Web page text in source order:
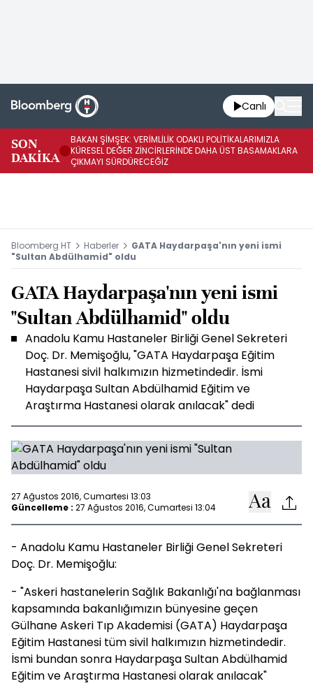
Canlı
SON
DAKİKA
BAKAN ŞİMŞEK: VERİMLİLİK ODAKLI POLİTİKALARIMIZLA
KÜRESEL DEĞER ZİNCİRLERİNDE DAHA ÜST BASAMAKLARA
ÇIKMAYI SÜRDÜRECEĞİZ
Bloomberg HT Haberler
GATA Haydarpaşa'nın yeni ismi
"Sultan Abdülhamid" oldu
GATA Haydarpaşa'nın yeni ismi
"Sultan Abdülhamid" oldu
Anadolu Kamu Hastaneler Birliği Genel Sekreteri
Doç. Dr. Memişoğlu, "GATA Haydarpaşa Eğitim
Hastanesi sivil halkımızın hizmetindedir. İsmi
Haydarpaşa Sultan Abdülhamid Eğitim ve
Araştırma Hastanesi olarak anılacak" dedi
27 Ağustos 2016, Cumartesi 13:03
Güncelleme : 27 Ağustos 2016, Cumartesi 13:04
- Anadolu Kamu Hastaneler Birliği Genel Sekreteri
Doç. Dr. Memişoğlu:
- "Askeri hastanelerin Sağlık Bakanlığı'na bağlanması
kapsamında bakanlığımızın bünyesine geçen
Gülhane Askeri Tıp Akademisi (GATA) Haydarpaşa
Eğitim Hastanesi tüm sivil halkımızın hizmetindedir.
İsmi bundan sonra Haydarpaşa Sultan Abdülhamid
Eğitim ve Araştırma Hastanesi olarak anılacak"